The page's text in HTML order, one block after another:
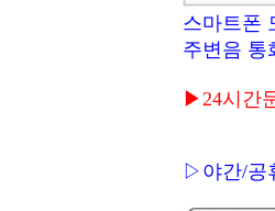
스마트폰
주변음 통
▶24시간
▷야간/공